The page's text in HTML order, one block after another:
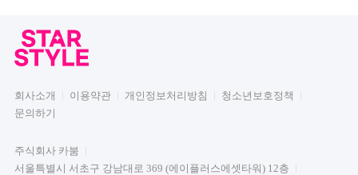
회사소개 이용약관 개인정보처리방침
청소년보호정책
문의하기
주식회사 카붐
서울특별시 서초구 강남대로 369 (에이플러스에셋타워) 12층